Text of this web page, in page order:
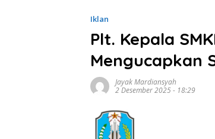
Iklan
Plt. Kepala
Mengucapkan
Jayak Mardiansyah
2 Desember 2025 - 18:29